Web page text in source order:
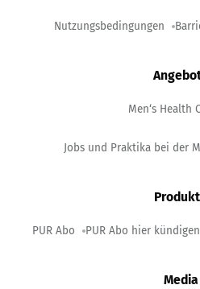
Nutzungsbedingungen
Men‘s Health
Jobs und Praktika bei der
PUR Abo PUR Abo hier kündigen
Media